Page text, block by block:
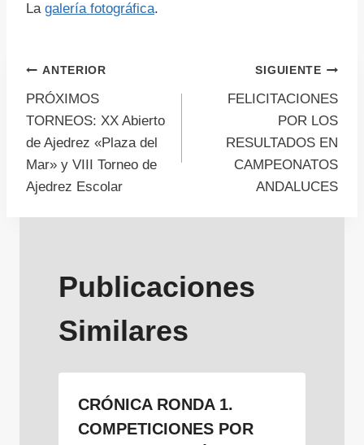
La galería fotográfica.
Navegación
de
entradas
ANTERIOR
PRÓXIMOS
TORNEOS: XX Abierto
de Ajedrez «Plaza del
Mar» y VIII Torneo de
Ajedrez Escolar
SIGUIENTE
FELICITACIONES
POR LOS
RESULTADOS EN
CAMPEONATOS
ANDALUCES
Publicaciones
Similares
CRÓNICA RONDA 1.
COMPETICIONES POR